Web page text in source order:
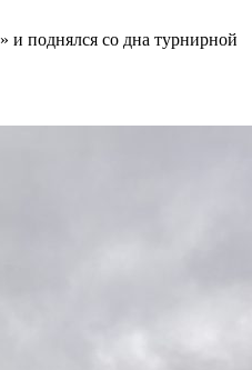
и поднялся со дна турнирной